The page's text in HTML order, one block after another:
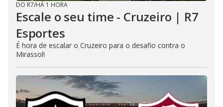
DO R7/HÁ 1 HORA
Escale o seu time - Cruzeiro | R7
Esportes
É hora de escalar o Cruzeiro para o desafio contra o
Mirassol!